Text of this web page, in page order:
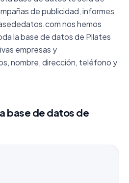
de publicidad, informes
nos hemos
la base de datos de Pilates
empresas y
nombre, dirección, teléfono y
base de datos de